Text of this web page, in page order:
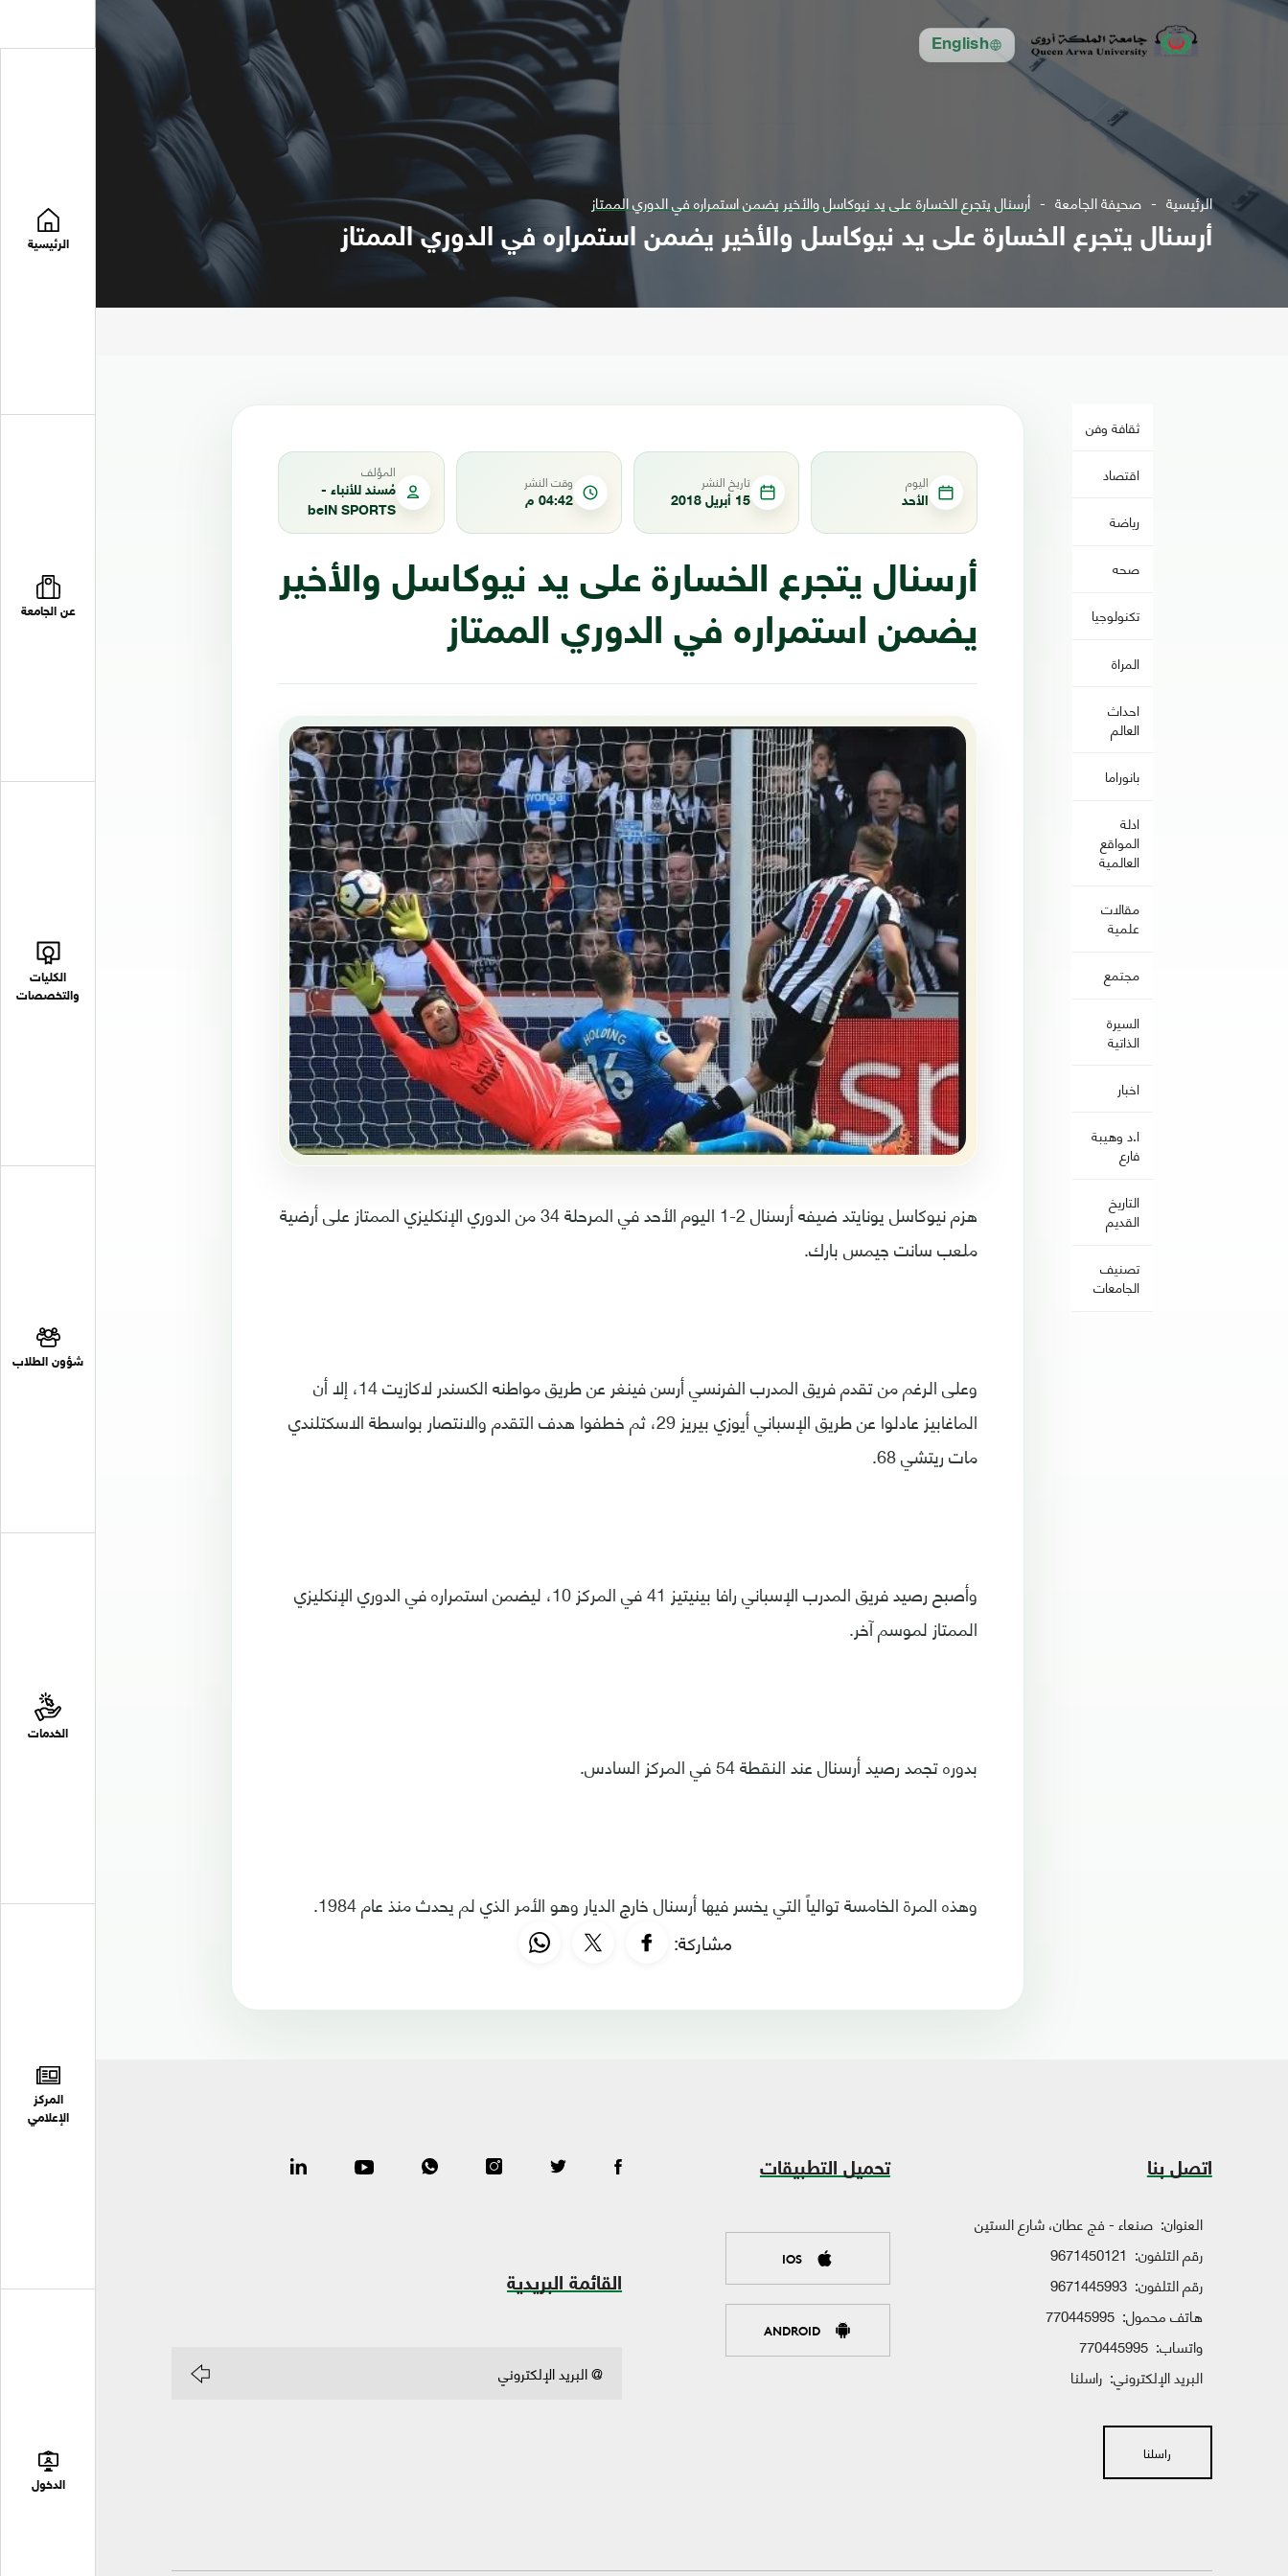
English
الرئيسية
عن الجامعة
الكليات
والتخصصات
شؤون الطلاب
الخدمات
المركز
الإعلامي
الدخول
الرئيسية صحيفة الجامعة أرسنال يتجرع الخسارة على يد نيوكاسل والأخير يضمن استمراره في الدوري الممتاز
أرسنال يتجرع الخسارة على يد نيوكاسل والأخير يضمن استمراره في الدوري الممتاز
ثقافة وفن
اقتصاد
رياضة
صحه
تكنولوجيا
المراة
احداث
العالم
بانوراما
ادلة
المواقع
العالمية
مقالات
علمية
مجتمع
السيرة
الذاتية
اخبار
ا.د وهيبة
فارع
التاريخ
القديم
تصنيف
الجامعات
اليوم
الأحد
تاريخ النشر
15 أبريل 2018
وقت النشر
04:42 م
المؤلف
مُسند للأنباء -
beIN SPORTS
أرسنال يتجرع الخسارة على يد نيوكاسل والأخير
يضمن استمراره في الدوري الممتاز
هزم نيوكاسل يونايتد ضيفه أرسنال 2-1 اليوم الأحد في المرحلة 34 من الدوري الإنكليزي الممتاز على أرضية
ملعب سانت جيمس بارك.
وعلى الرغم من تقدم فريق المدرب الفرنسي أرسن فينغر عن طريق مواطنه الكسندر لاكازيت 14، إلا أن
الماغابيز عادلوا عن طريق الإسباني أيوزي بيريز 29، ثم خطفوا هدف التقدم والانتصار بواسطة الاسكتلندي
مات ريتشي 68.
وأصبح رصيد فريق المدرب الإسباني رافا بينيتيز 41 في المركز 10، ليضمن استمراره في الدوري الإنكليزي
الممتاز لموسم آخر.
بدوره تجمد رصيد أرسنال عند النقطة 54 في المركز السادس.
وهذه المرة الخامسة توالياً التي يخسر فيها أرسنال خارج الديار وهو الأمر الذي لم يحدث منذ عام 1984.
مشاركة:
اتصل بنا
العنوان: صنعاء - فج عطان، شارع الستين
رقم التلفون: 9671450121
رقم التلفون: 9671445993
هاتف محمول: 770445995
واتساب: 770445995
البريد الإلكتروني: راسلنا
راسلنا
تحميل التطبيقات
IOS
ANDROID
القائمة البريدية